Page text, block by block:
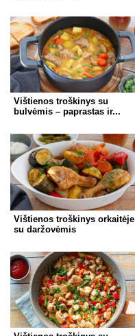
Vištienos troškinys su
bulvėmis – paprastas ir...
Vištienos troškinys orkaitėje
su daržovėmis